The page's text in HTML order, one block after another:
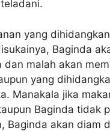
yang
Baginda
dan malah akan
yang
Manakala jika
Baginda tidak
Baginda akan diam